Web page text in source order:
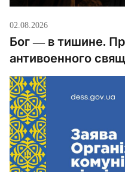
02.08.2026
Бог — в тишине.
антивоенного